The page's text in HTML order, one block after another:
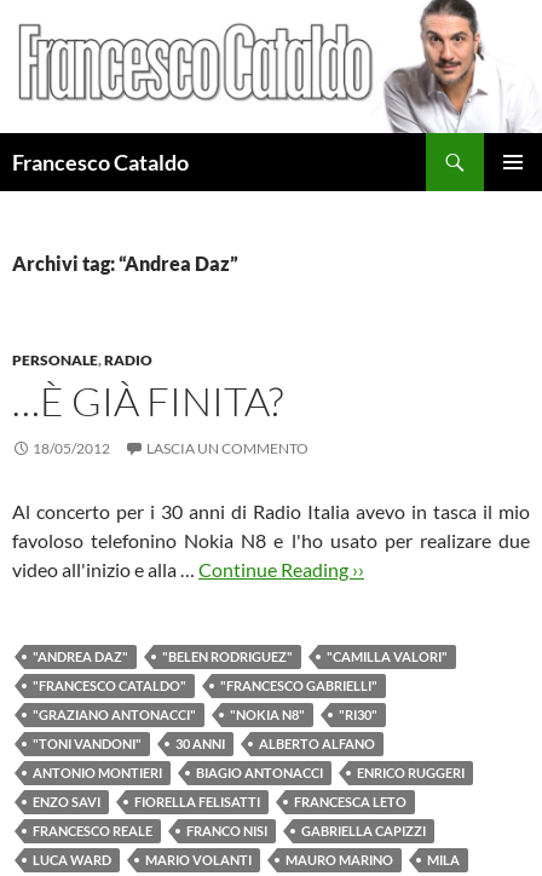
Francesco Cataldo
Archivi tag: “Andrea Daz”
PERSONALE,RADIO
…È GIÀ FINITA?
18/05/2012 LASCIA UN COMMENTO
Al concerto per i 30 anni di Radio Italia avevo in tasca il mio
favoloso telefonino Nokia N8 e l'ho usato per realizare due
video all'inizio e alla … Continue Reading ››
"ANDREA DAZ" "BELEN RODRIGUEZ"
"CAMILLA VALORI"
"FRANCESCO CATALDO"
"FRANCESCO GABRIELLI"
"GRAZIANO ANTONACCI"
"NOKIA N8"
"RI30"
"TONI VANDONI"
30 ANNI
ALBERTO ALFANO
ANTONIO MONTIERI
BIAGIO ANTONACCI
ENRICO RUGGERI
ENZO SAVI
FIORELLA FELISATTI
FRANCESCA LETO
FRANCESCO REALE
FRANCO NISI
GABRIELLA CAPIZZI
LUCA WARD
MARIO VOLANTI MAURO MARINO
MILA